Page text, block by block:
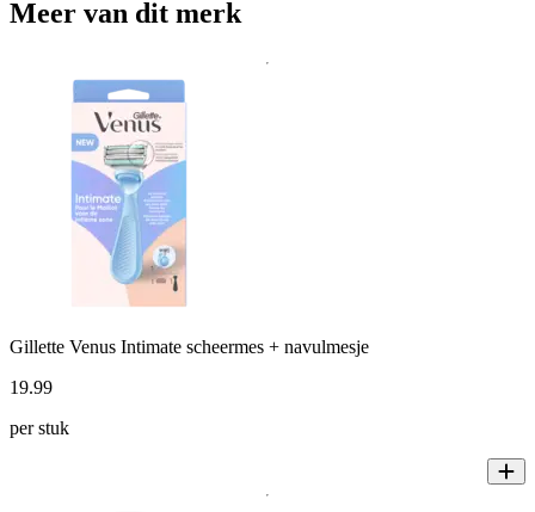
Meer van dit merk
Gillette Venus Intimate scheermes + navulmesje
19.99
per stuk